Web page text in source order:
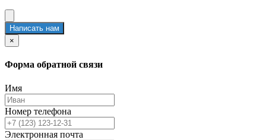
Написать нам
×
Форма обратной связи
Имя
Номер телефона
Электронная почта